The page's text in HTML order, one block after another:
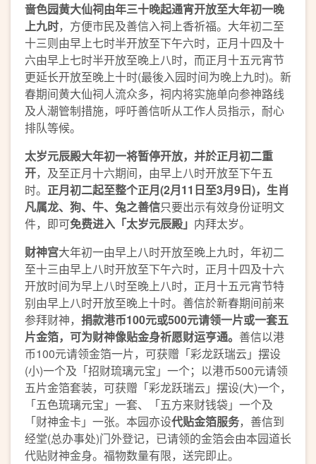
啬色园黄大仙祠由年三十晚起通宵开放至大年初一晚
上九时，方便市民及善信入祠上香祈福。大年初二至
十三则由早上七时半开放至下午六时，正月十四及十
六由早上七时半开放至晚上八时，而正月十五元宵节
更延长开放至晚上十时(最後入园时间为晚上九时)。新
春期间黄大仙祠人流众多，祠内将实施单向参神路线
及人潮管制措施，呼吁善信听从工作人员指示，耐心
排队等候。
太岁元辰殿大年初一将暂停开放，并於正月初二重
开，及至正月十六期间，由早上八时开放至下午五
时。 正月初二起至整个正月(2月11 日至3月9日)，生肖
凡属龙、狗、牛、兔之善信只要出示有效身份证明文
件，即可免费进入「太岁元辰殿」 内拜太岁。
财神宫大年初一由早上八时开放至晚上九时，年初二
至十三由早上八时开放至下午六时，正月十四及十六
开放时间为早上八时至晚上八时，正月十五元宵节特
别由早上八时开放至晚上十时。善信於新春期间前来
参拜财神， 捐款港币100元或500元请领一片或一套五
片金箔，可为财神像贴金身祈愿财运亨通。 善信以港
币100元请领金箔一片，可获赠「彩龙跃瑞云」摆设
(小)一个及「招财琉璃元宝」一个；以港币500元请领
五片金箔套装，可获赠「彩龙跃瑞云」摆设(大)一个，
「五色琉璃元宝」一套、「五方来财钱袋」一个及
「财神金卡」一张。本园亦设代贴金箔服务，善信到
经堂(总办事处)门外登记，已请领的金箔会由本园道长
代贴财神金身。福物数量有限，送完即止。